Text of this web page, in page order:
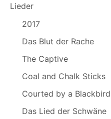
Lieder
2017
Das Blut der Rache
The Captive
Coal and Chalk Sticks
Courted by a Blackbird
Das Lied der Schwäne